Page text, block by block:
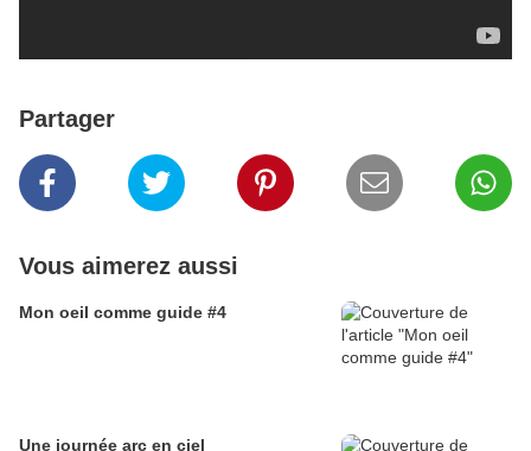
Partager
Vous aimerez aussi
Mon oeil comme guide #4
Une journée arc en ciel